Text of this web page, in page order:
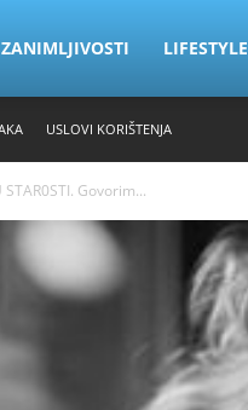
ZANIMLJIVOSTI LIFESTYLE
USLOVI KORIŠTENJA
STAR0STI. Govorim...